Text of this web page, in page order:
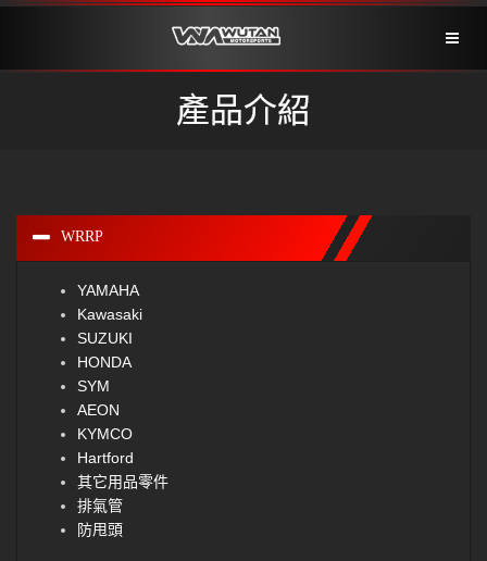
產品介紹
WRRP
YAMAHA
Kawasaki
SUZUKI
HONDA
SYM
AEON
KYMCO
Hartford
其它用品零件
排氣管
防甩頭